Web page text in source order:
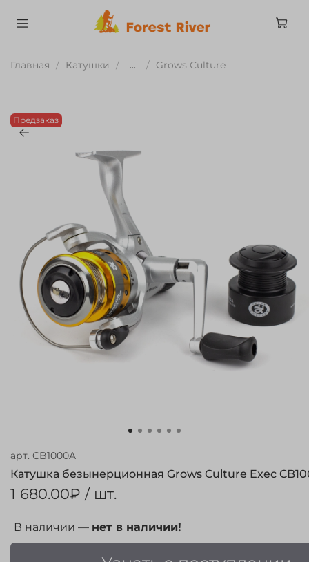
Главная Катушки ... Grows Culture
Предзаказ
арт. CB1000A
Катушка безынерционная Grows Culture Exec
1 680.00₽ / шт.
В наличии — нет в наличии!